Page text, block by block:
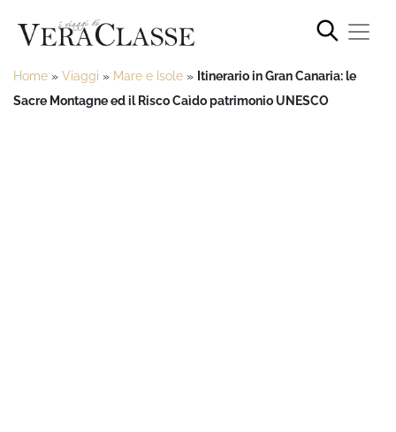
Home » Viaggi » Mare e Isole » Itinerario in Gran Canaria: le
Sacre Montagne ed il Risco Caìdo patrimonio UNESCO